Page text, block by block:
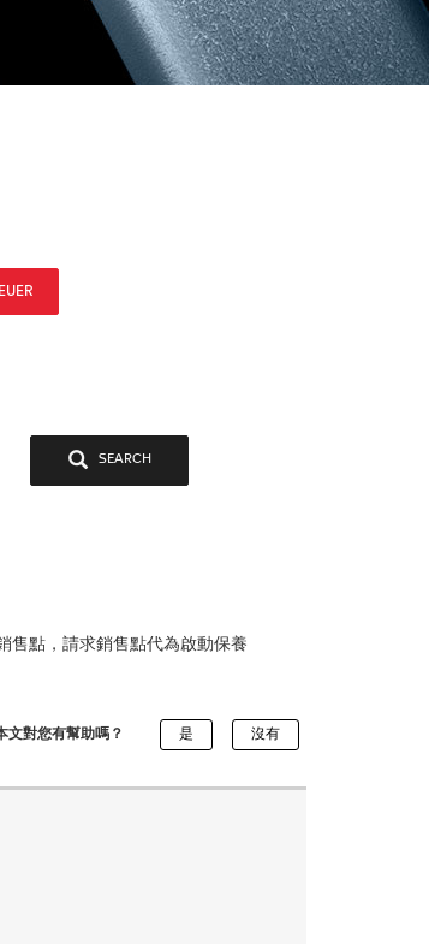
SEARCH
售點，請求銷售點代為啟動保養
文對您有幫助嗎？